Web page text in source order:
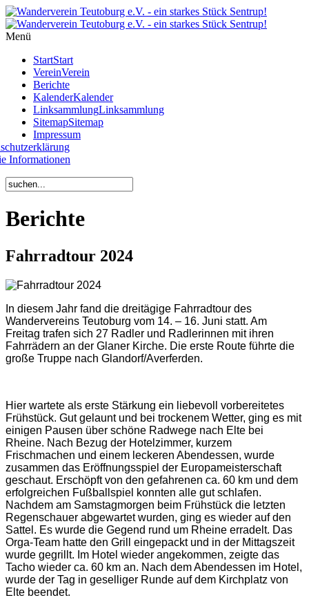
Menü
StartStart
VereinVerein
Berichte
KalenderKalender
LinksammlungLinksammlung
SitemapSitemap
Impressum
Informationen
Berichte
Fahrradtour 2024
In diesem Jahr fand die dreitägige Fahrradtour des
Wandervereins Teutoburg vom 14. – 16. Juni statt. Am
Freitag trafen sich 27 Radler und Radlerinnen mit ihren
Fahrrädern an der Glaner Kirche. Die erste Route führte die
große Truppe nach Glandorf/Averferden.
Hier wartete als erste Stärkung ein liebevoll vorbereitetes
Frühstück. Gut gelaunt und bei trockenem Wetter, ging es mit
einigen Pausen über schöne Radwege nach Elte bei
Rheine. Nach Bezug der Hotelzimmer, kurzem
Frischmachen und einem leckeren Abendessen, wurde
zusammen das Eröffnungsspiel der Europameisterschaft
geschaut. Erschöpft von den gefahrenen ca. 60 km und dem
erfolgreichen Fußballspiel konnten alle gut schlafen.
Nachdem am Samstagmorgen beim Frühstück die letzten
Regenschauer abgewartet wurden, ging es wieder auf den
Sattel. Es wurde die Gegend rund um Rheine erradelt. Das
Orga-Team hatte den Grill eingepackt und in der Mittagszeit
wurde gegrillt. Im Hotel wieder angekommen, zeigte das
Tacho wieder ca. 60 km an. Nach dem Abendessen im Hotel,
wurde der Tag in geselliger Runde auf dem Kirchplatz von
Elte beendet.
Year
Month
Year
Month